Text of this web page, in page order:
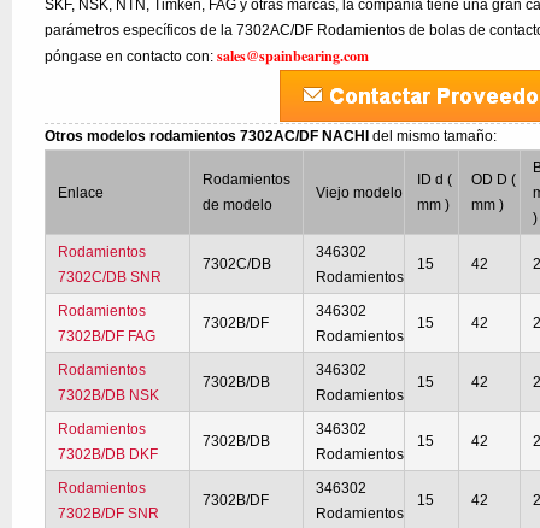
SKF, NSK, NTN, Timken, FAG y otras marcas, la compañía tiene una gran
parámetros específicos de la 7302AC/DF Rodamientos de bolas de
póngase en contacto con:sales@spainbearing.com
Otros modelos rodamientos 7302AC/DF NACHIdel mismo tamaño:
Enlace
Rodamientos
de modelo
Viejo modelo
ID d (
mm )
OD D (
mm )
)
Rodamientos
7302C/DB SNR
7302C/DB
346302
Rodamientos
15 42
Rodamientos
7302B/DF FAG
7302B/DF
346302
Rodamientos
15 42
Rodamientos
7302B/DB NSK
7302B/DB
346302
Rodamientos
15 42
Rodamientos
7302B/DB DKF
7302B/DB
346302
Rodamientos
15 42
Rodamientos
7302B/DF SNR
7302B/DF
346302
Rodamientos
15 42